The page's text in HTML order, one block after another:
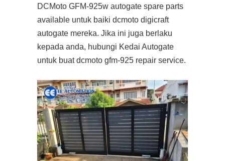
DCMoto GFM-925w autogate spare parts
available untuk baiki dcmoto digicraft
autogate mereka. Jika ini juga berlaku
kepada anda, hubungi Kedai Autogate
untuk buat dcmoto gfm-925 repair service.